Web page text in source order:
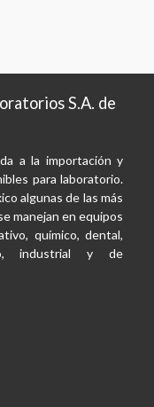
S.A. de
a la importación y
para laboratorio.
algunas de las más
manejan en equipos
químico, dental,
industrial y de